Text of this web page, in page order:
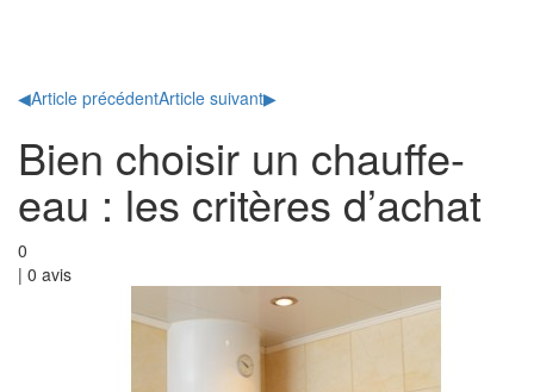
◀Article précédentArticle suivant▶
Bien choisir un chauffe-
eau : les critères d’achat
0
| 0 avis